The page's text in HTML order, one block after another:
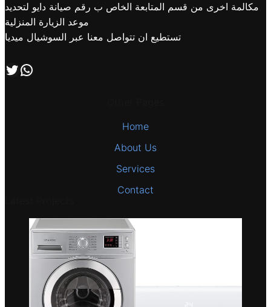
مكالمة اخرى من قسم المتابعة الخاص ب رقم صيانة دايو لتحديد
موعد الزيارة المنزلية
تستطيع ان تتواصل معنا عبر السوشيال ميديا
تابعنا علي صفحة التويتر اتصل بنا علي طريق الوتساب
Home
About Us
Services
Contact